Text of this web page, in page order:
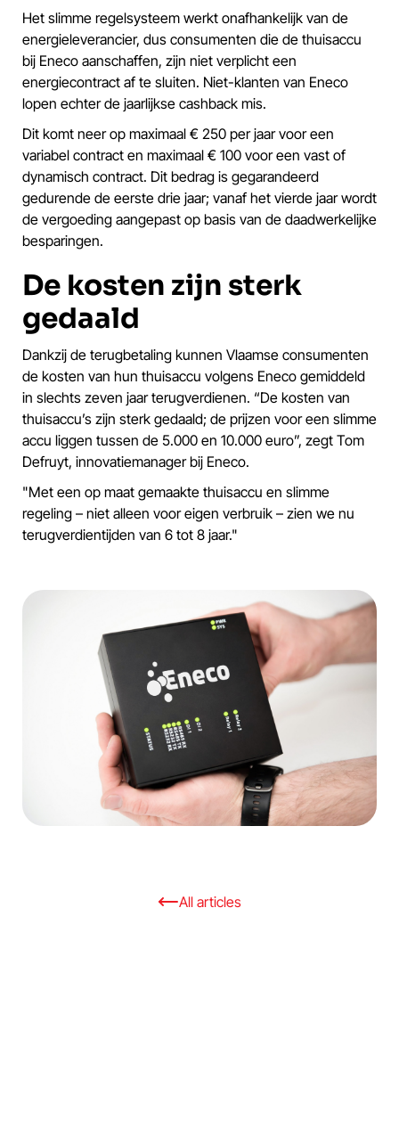
Het slimme regelsysteem werkt onafhankelijk van de
energieleverancier, dus consumenten die de thuisaccu
bij Eneco aanschaffen, zijn niet verplicht een
energiecontract af te sluiten. Niet-klanten van Eneco
lopen echter de jaarlijkse cashback mis.
Dit komt neer op maximaal € 250 per jaar voor een
variabel contract en maximaal € 100 voor een vast of
dynamisch contract. Dit bedrag is gegarandeerd
gedurende de eerste drie jaar; vanaf het vierde jaar wordt
de vergoeding aangepast op basis van de daadwerkelijke
besparingen.
De kosten zijn sterk
gedaald
Dankzij de terugbetaling kunnen Vlaamse consumenten
de kosten van hun thuisaccu volgens Eneco gemiddeld
in slechts zeven jaar terugverdienen. “De kosten van
thuisaccu’s zijn sterk gedaald; de prijzen voor een slimme
accu liggen tussen de 5.000 en 10.000 euro”, zegt Tom
Defruyt, innovatiemanager bij Eneco.
"Met een op maat gemaakte thuisaccu en slimme
regeling – niet alleen voor eigen verbruik – zien we nu
terugverdientijden van 6 tot 8 jaar."
All articles